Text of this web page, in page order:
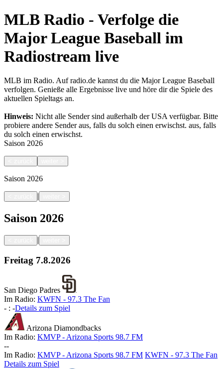
MLB Radio - Verfolge die
Major League Baseball im
Radiostream live
MLB im Radio. Auf radio.de kannst du die Major League Baseball
verfolgen. Genieße alle Ergebnisse live und höre dir die Spiele des
aktuellen Spieltags an.
Hinweis: Nicht alle Sender sind außerhalb der USA verfügbar. Bitte
probiere andere Sender aus, falls du solch einen erwischst. aus, falls
du solch einen erwischst.
Saison 2026
Saison 2026
|
Saison 2026
|
Freitag 7.8.2026
San Diego Padres
Im Radio: KWFN - 97.3 The Fan
- : -Details zum Spiel
Arizona Diamondbacks
Im Radio: KMVP - Arizona Sports 98.7 FM
--
Im Radio: KMVP - Arizona Sports 98.7 FM KWFN - 97.3 The Fan
Details zum Spiel